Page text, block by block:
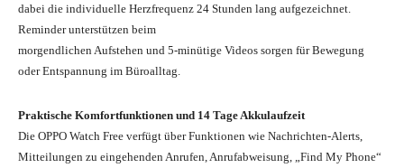
dabei die individuelle Herzfrequenz 24 Stunden lang aufgezeichnet.
Reminder unterstützen beim
morgendlichen Aufstehen und 5-minütige Videos sorgen für Bewegung
oder Entspannung im Büroalltag.
Praktische Komfortfunktionen und 14 Tage Akkulaufzeit
Die OPPO Watch Free verfügt über Funktionen wie Nachrichten-Alerts,
Mitteilungen zu eingehenden Anrufen, Anrufabweisung, „Find My Phone“